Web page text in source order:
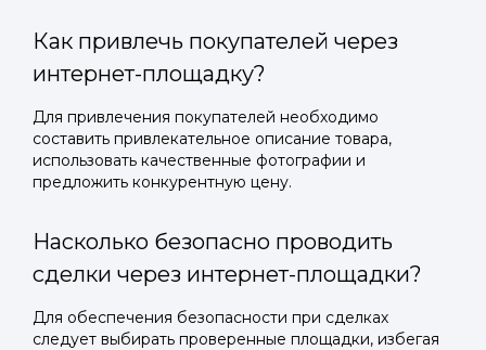
Как привлечь покупателей через
интернет-площадку?
Для привлечения покупателей необходимо
составить привлекательное описание товара,
использовать качественные фотографии и
предложить конкурентную цену.
Насколько безопасно проводить
сделки через интернет-площадки?
Для обеспечения безопасности при сделках
следует выбирать проверенные площадки, избегая